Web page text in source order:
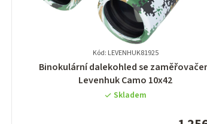
Kód: LEVENHUK81925
Průměrné
hodnocení
produktu
Binokulární dalekohled se
Levenhuk Camo 10x42
Skladem